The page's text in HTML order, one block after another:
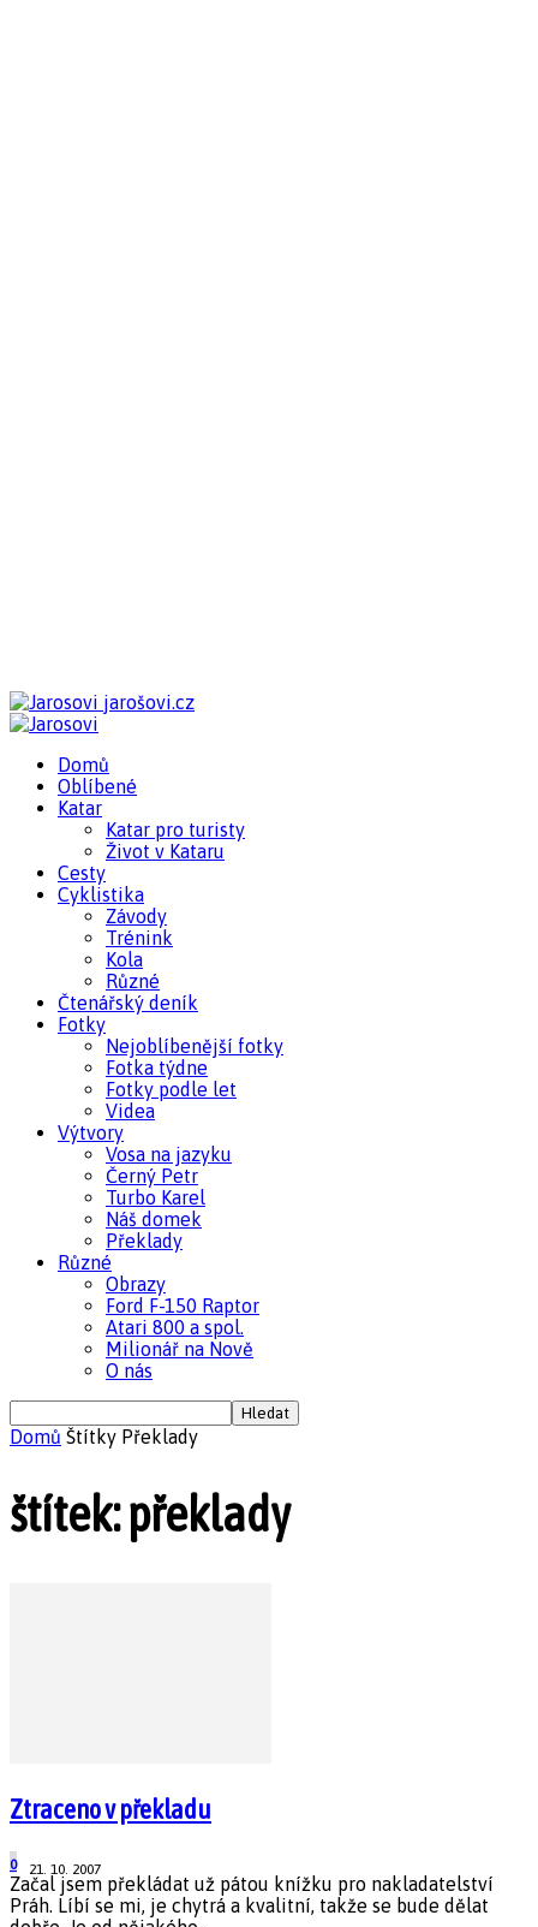
jarošovi.cz
Domů
Oblíbené
Katar
Katar pro turisty
Život v Kataru
Cesty
Cyklistika
Závody
Trénink
Kola
Různé
Čtenářský deník
Fotky
Nejoblíbenější fotky
Fotka týdne
Fotky podle let
Videa
Výtvory
Vosa na jazyku
Černý Petr
Turbo Karel
Náš domek
Překlady
Různé
Obrazy
Ford F-150 Raptor
Atari 800 a spol.
Milionář na Nově
O nás
Domů Štítky Překlady
štítek: překlady
Ztraceno v překladu
21. 10. 2007
0
Začal jsem překládat už pátou knížku pro nakladatelství
Práh. Líbí se mi, je chytrá a kvalitní, takže se bude dělat